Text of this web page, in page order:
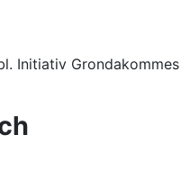
Initiativ Grondakommes